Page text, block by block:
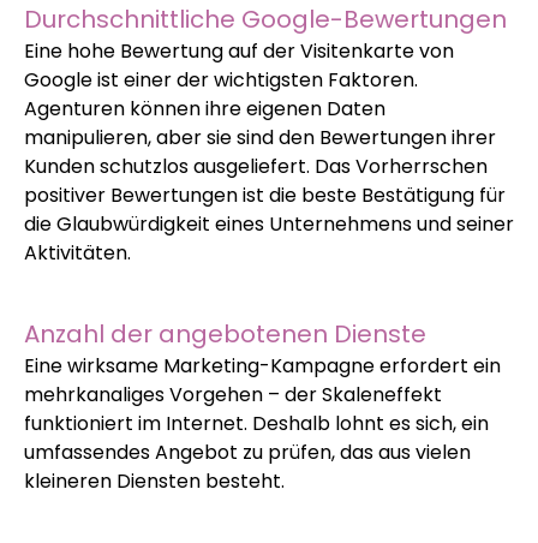
Durchschnittliche Google-Bewertungen
Eine hohe Bewertung auf der Visitenkarte von
Google ist einer der wichtigsten Faktoren.
Agenturen können ihre eigenen Daten
manipulieren, aber sie sind den Bewertungen ihrer
Kunden schutzlos ausgeliefert. Das Vorherrschen
positiver Bewertungen ist die beste Bestätigung für
die Glaubwürdigkeit eines Unternehmens und seiner
Aktivitäten.
Anzahl der angebotenen Dienste
Eine wirksame Marketing-Kampagne erfordert ein
mehrkanaliges Vorgehen – der Skaleneffekt
funktioniert im Internet. Deshalb lohnt es sich, ein
umfassendes Angebot zu prüfen, das aus vielen
kleineren Diensten besteht.